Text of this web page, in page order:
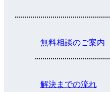
無料相談のご案内
解決までの流れ